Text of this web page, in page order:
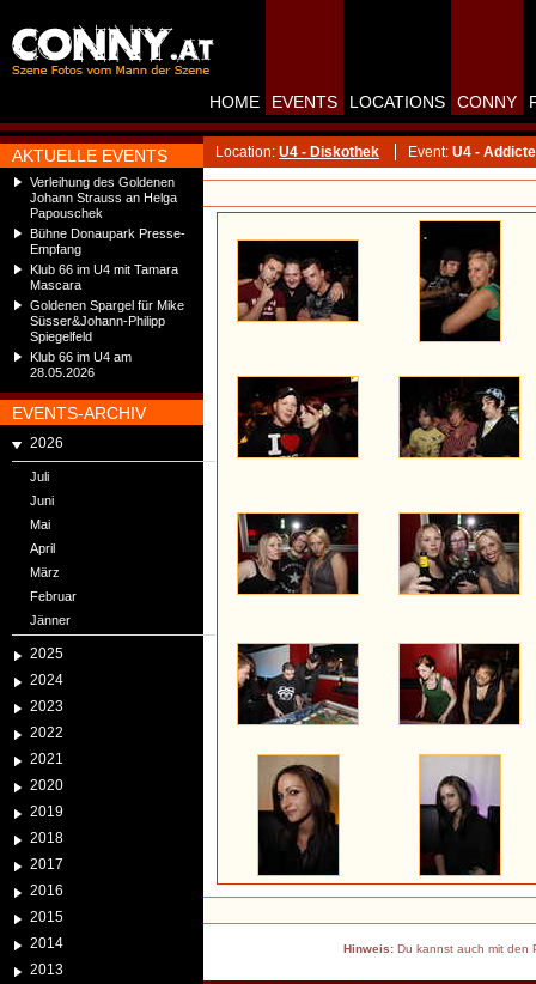
AKTUELLE EVENTS
Verleihung des Goldenen
Johann Strauss an Helga
Papouschek
Bühne Donaupark Presse-
Empfang
Klub 66 im U4 mit Tamara
Mascara
Goldenen Spargel für Mike
Süsser&Johann-Philipp
Spiegelfeld
Klub 66 im U4 am
28.05.2026
EVENTS-ARCHIV
2026
Juli
Juni
Mai
April
März
Februar
Jänner
2025
2024
2023
2022
2021
2020
2019
2018
2017
2016
2015
2014
2013
HOME EVENTS LOCATIONS CONNY
Location: U4 - Diskothek Event: U4 -
Hinweis:Du kannst auch mit den